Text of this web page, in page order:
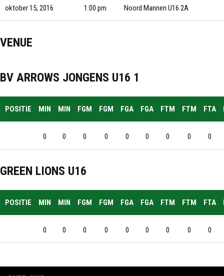
oktober 15, 2016 1:00 pm Noord Mannen U16 2A
VENUE
BV ARROWS JONGENS U16 1
POSITIE MIN MIN FGM FGM FGA FGA FTM FTM FTA
0 0 0 0 0 0 0 0 0
GREEN LIONS U16
POSITIE MIN MIN FGM FGM FGA FGA FTM FTM FTA
0 0 0 0 0 0 0 0 0